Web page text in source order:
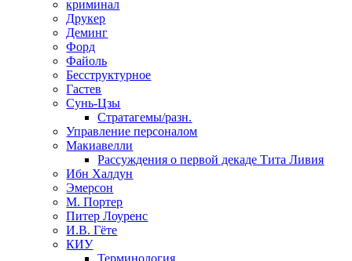
криминал
Друкер
Деминг
Форд
Файоль
Бесструктурное
Гастев
Сунь-Цзы
Стратагемы/разн.
Управление персоналом
Макиавелли
Рассуждения о первой декаде Тита Ливия
Ибн Халдун
Эмерсон
М. Портер
Питер Лоуренс
И.В. Гёте
КИУ